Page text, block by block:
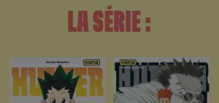
LA SÉRIE :